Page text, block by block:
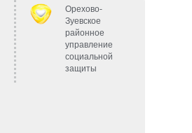
Орехово-
Зуевское
районное
управление
социальной
защиты